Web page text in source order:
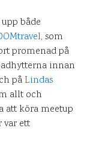
både
, som
promenad på
innan
påLindas
allt och
att köra meetup
var ett